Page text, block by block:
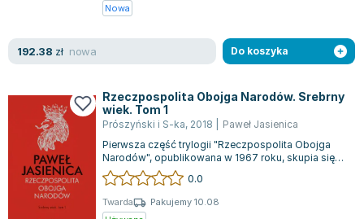
Nowa
192.38 zł nowa Do koszyka
Rzeczpospolita Obojga Narodów. Srebrny
wiek. Tom 1
Prószyński i S-ka, 2018
Paweł Jasienica
Pierwsza część trylogii "Rzeczpospolita Obojga
Narodów", opublikowana w 1967 roku, skupia się
na fascynującym okresie blisko 80 la...
0.0
Twarda
Pakujemy 10.08